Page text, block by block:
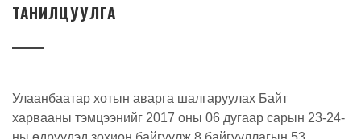
ТАНИЛЦУУЛГА
Улаанбаатар хотын аварга шалгаруулах Байт
харвааны тэмцээнийг 2017 оны 06 дугаар сарын 23-24-